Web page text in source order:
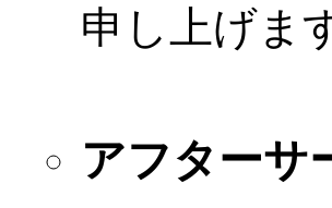
申し上げま
アフターサ